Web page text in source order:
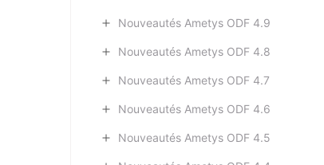
Nouveautés Ametys ODF 4.9
Nouveautés Ametys ODF 4.8
Nouveautés Ametys ODF 4.7
Nouveautés Ametys ODF 4.6
Nouveautés Ametys ODF 4.5